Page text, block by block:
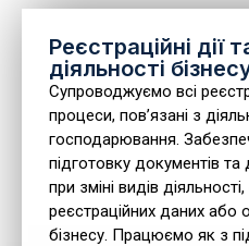
Реєстраційні дії
діяльності
Супроводжуємо всі
процеси, пов’язані з
господарювання.
підготовку документів
при зміні видів
реєстраційних даних або
бізнесу. Працюємо як з